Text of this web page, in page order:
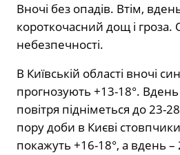
Вночі без опадів. Втім,
короткочасний дощ і гроза.
небезпечності.
В Київській області вночі
прогнозують +13-18°.
повітря підніметься до 23-
пору доби в Києві
покажуть +16-18°, а вдень –